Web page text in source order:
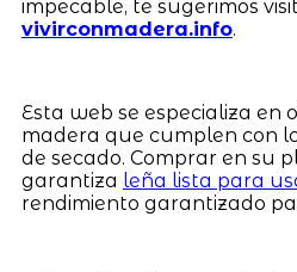
impecable, te sugerimos
vivirconmadera.info.
Esta web se especializa en
madera que cumplen con
de secado. Comprar en su
garantiza leña lista para
rendimiento garantizado